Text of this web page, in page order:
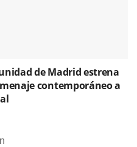
de Madrid estrena
contemporáneo a